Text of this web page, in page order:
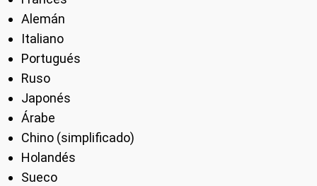
Alemán
Italiano
Portugués
Ruso
Japonés
Árabe
Chino (simplificado)
Holandés
Sueco